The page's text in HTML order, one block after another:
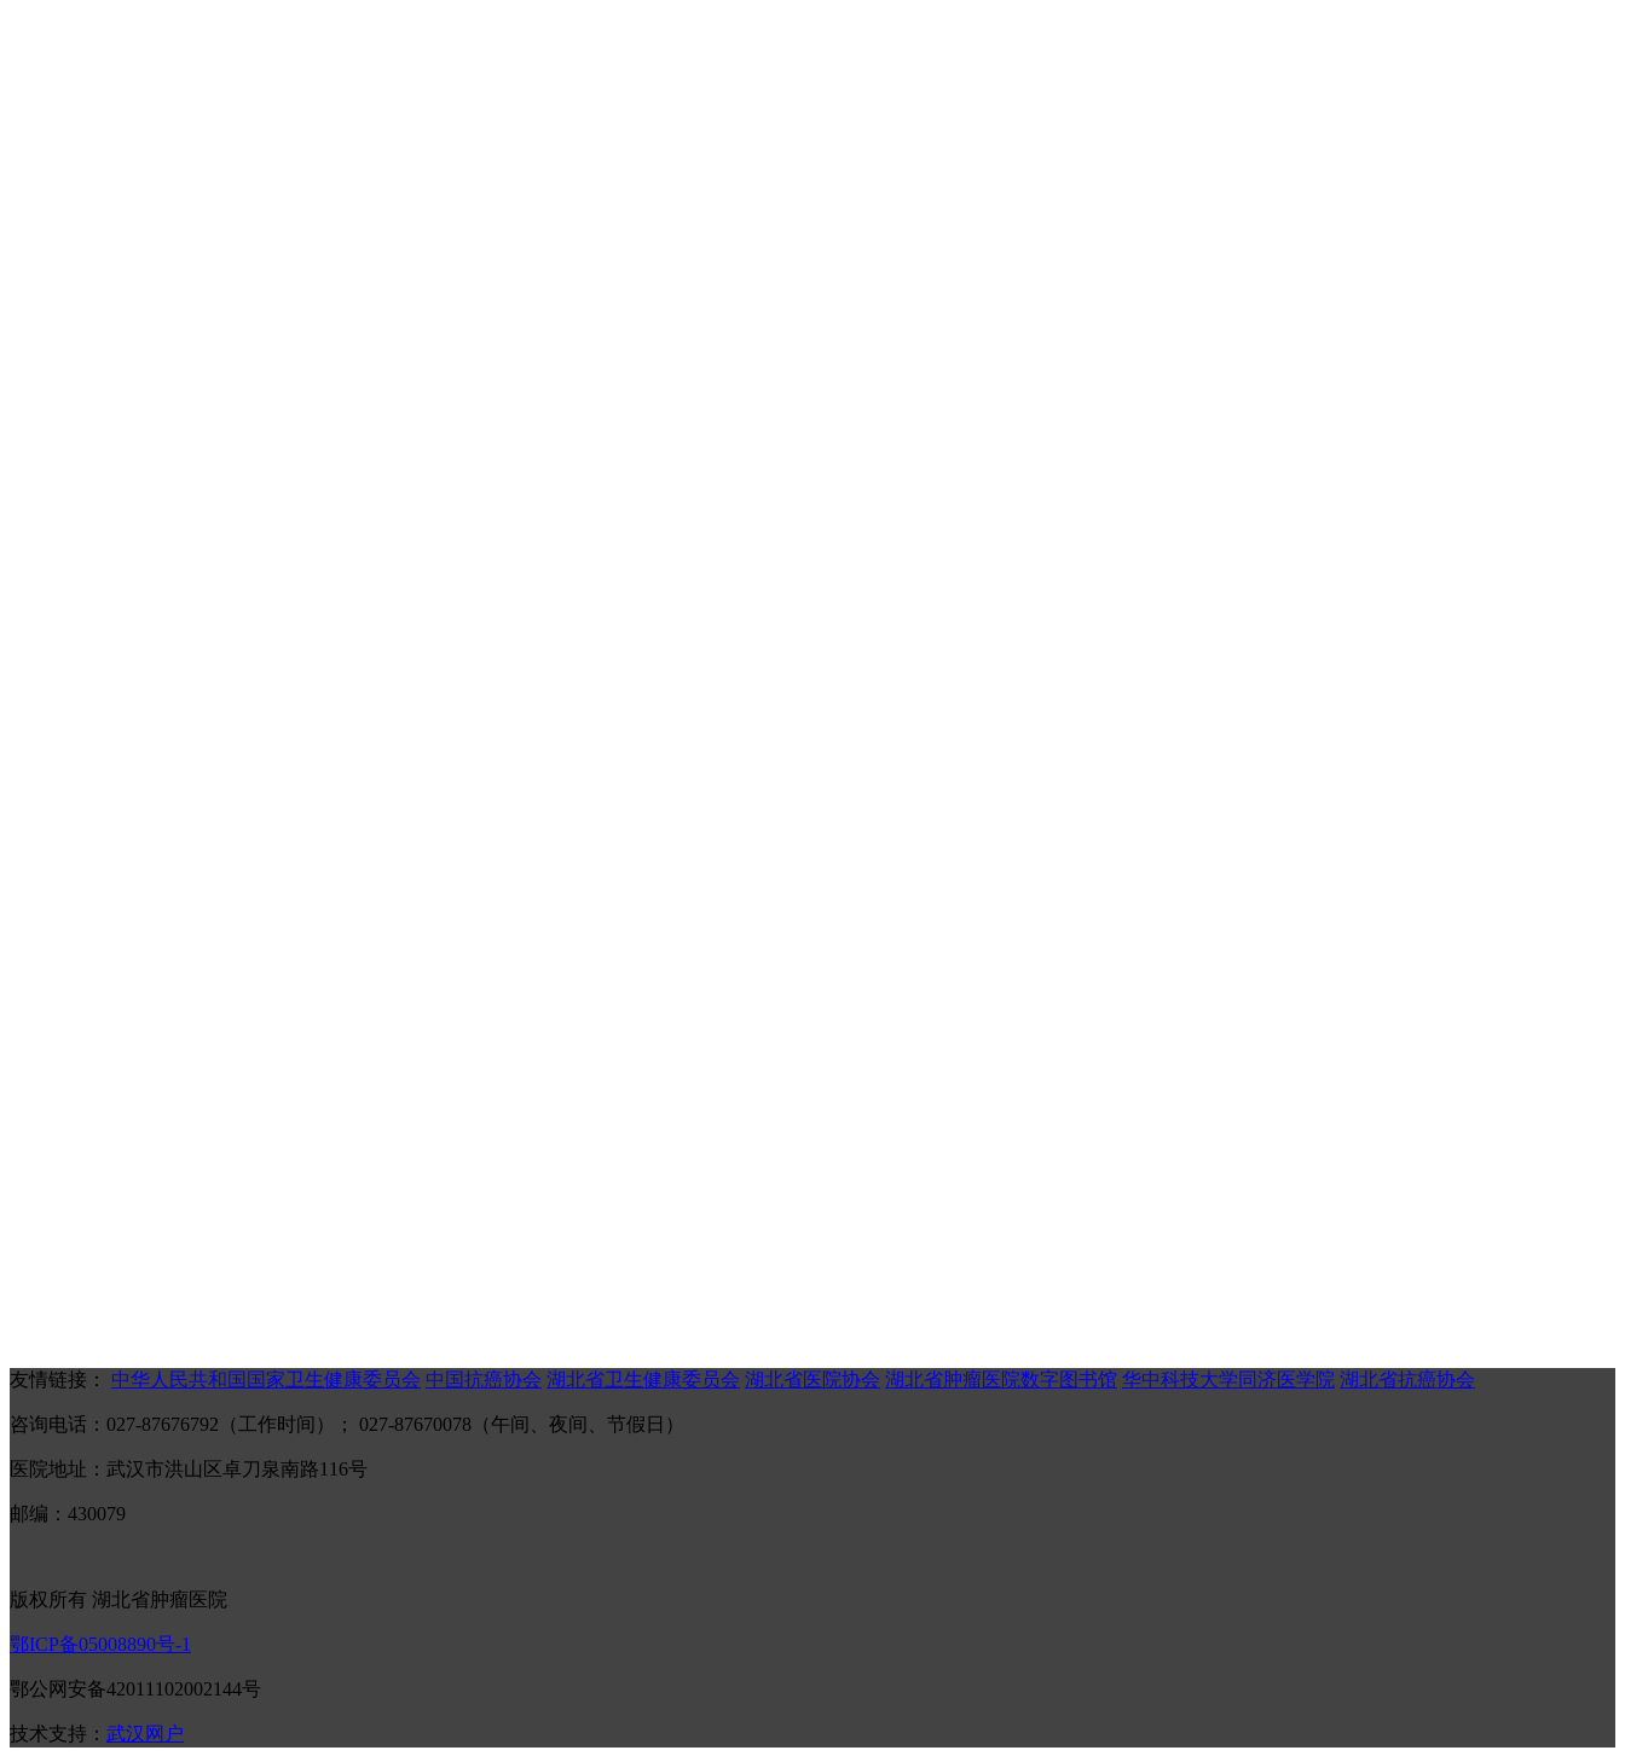
友情链接： 中华人民共和国国家卫生健康委员会 中国抗癌协会 湖北省卫生健康委员会 湖北省医院协会 湖北省肿瘤医院数字图书馆 华中科技大学同济医学院 湖北省抗癌协会
咨询电话：027-87676792（工作时间）； 027-87670078（午间、夜间、节假日）
医院地址：武汉市洪山区卓刀泉南路116号
邮编：430079
版权所有 湖北省肿瘤医院
鄂ICP备05008890号-1
鄂公网安备42011102002144号
技术支持： 武汉网户